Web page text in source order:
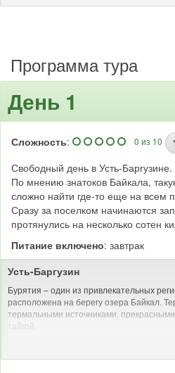
Программа тура
День 1
Сложность: 0 из 10
Свободный день в Усть-
По мнению знатоков Байкала,
сложно найти где-то еще на всем
Сразу за поселком начинаются
протянулись на несколько сотен
Питание включено: завтрак
Усть-Баргузин
Бурятия – один из привлекательных
расположена на берегу озера Байкал.
термальными источниками,
тайгой.
Отдых в Бурятии хорош в любое время
переходы, водные сплавы по рекам,